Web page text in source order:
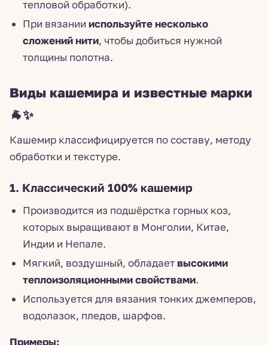
тепловой обработки).
При вязании используйте несколько
сложений нити, чтобы добиться нужной
толщины полотна.
Виды кашемира и известные марки
🐐✨
Кашемир классифицируется по составу, методу
обработки и текстуре.
1. Классический 100% кашемир
Производится из подшёрстка горных коз,
которых выращивают в Монголии, Китае,
Индии и Непале.
Мягкий, воздушный, обладаетвысокими
теплоизоляционными свойствами.
Используется для вязания тонких джемперов,
водолазок, пледов, шарфов.
Примеры: